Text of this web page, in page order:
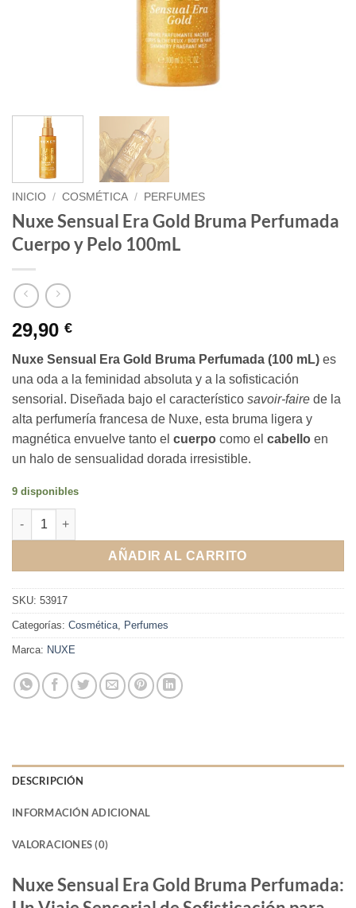
INICIO / COSMÉTICA / PERFUMES
Nuxe Sensual Era Gold Bruma Perfumada
Cuerpo y Pelo 100mL
29,90 €
Nuxe Sensual Era Gold Bruma Perfumada (100 mL) es
una oda a la feminidad absoluta y a la sofisticación
sensorial. Diseñada bajo el característico savoir-faire de la
alta perfumería francesa de Nuxe, esta bruma ligera y
magnética envuelve tanto el cuerpo como el cabello en
un halo de sensualidad dorada irresistible.
9 disponibles
Nuxe Sensual Era Gold Bruma Perfumada Cuerpo y Pelo
AÑADIR AL CARRITO
SKU: 53917
Categorías: Cosmética Perfumes
Marca: NUXE
DESCRIPCIÓN
INFORMACIÓN ADICIONAL
VALORACIONES (0)
Nuxe Sensual Era Gold Bruma Perfumada: